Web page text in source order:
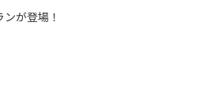
が登場！